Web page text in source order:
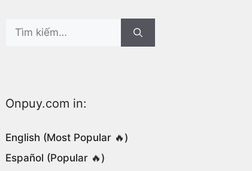
Search
Onpuy.com in:
English (Most Popular 🔥)
Español (Popular 🔥)